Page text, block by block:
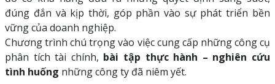
đúng đắn và kịp thời, góp phần vào sự phát triển bền
vững của doanh nghiệp.
Chương trình chú trọng vào việc cung cấp những công cụ
phân tích tài chính, bài tập thực hành – nghiên cứu
tình huống những công ty đã niêm yết.